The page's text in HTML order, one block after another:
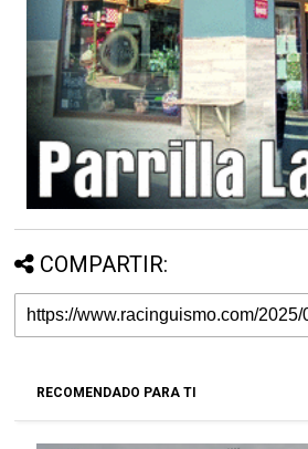
COMPARTIR:
RECOMENDADO PARA TI